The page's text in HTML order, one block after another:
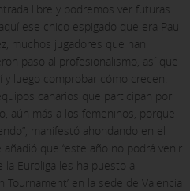
libre y podremos ver futuras
ese chico espigado que era Pau
muchos jugadores que han
paso al profesionalismo, así que
luego comprobar cómo crecen.
canarios que participan por
aún más a los femeninos, porque
manifestó ahondando en el
que “este año no podrá venir
Euroliga les ha puesto a
Tournament’ en la sede de Valencia